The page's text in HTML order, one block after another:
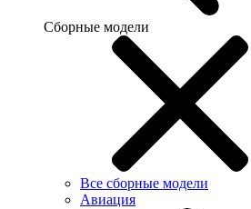
Сборные модели
Все сборные модели
Авиация